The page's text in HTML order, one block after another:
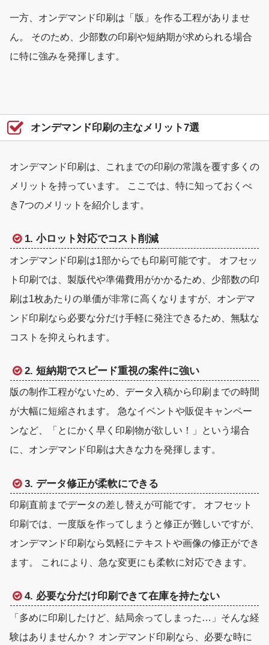
一方、オンデマンド印刷は 「版」を作る工程がありませ
ん。 そのため、少部数の印刷や短納期が求められる場合
に特に強みを発揮します。
オンデマンド印刷の主なメリット7選
オンデマンド印刷は、これまでの印刷の常識を覆す多くの
メリットを持っています。 ここでは、特に知っておくべ
き7つのメリットを紹介します。
1. 小ロット対応でコスト削減
オンデマンド印刷は1部からでも印刷可能です。 オフセッ
ト印刷では、製版代や準備費用がかかるため、少部数の印
刷は1枚あたりの単価が非常に高くなりますが、オンデマ
ンド印刷なら必要な分だけ手軽に発注できるため、無駄な
コストを抑えられます。
2. 短納期でスピード重視の案件に強い
版の制作工程がないため、データ入稿から印刷までの時間
が大幅に短縮されます。 急なイベントや販促キャンペー
ンなど、
「とにかく早く印刷物が欲しい！」
という場合
に、オンデマンド印刷は大きな力を発揮します。
3. データ修正が柔軟にできる
印刷直前までデータの差し替えが可能です。 オフセット
印刷では、一度版を作ってしまうと修正が難しいですが、
オンデマンド印刷なら気軽にテキストや画像の修正ができ
ます。 これにより、急な変更にも柔軟に対応できます。
4. 必要な分だけ印刷できて在庫を持たない
「多めに印刷したけど、結局余ってしまった…」そんな経
験はありませんか？ オンデマンド印刷なら、必要な時に